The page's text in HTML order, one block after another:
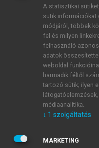
ÚJ FIÓK
1 óra díjmentes
E-MAIL-CÍM
JELSZÓ
A statisztikai
sütik információkat
módjáról, többek
fel és milyen
felhasználó
adatok
weboldal
harmadik féltől
tartozó sütik; ilyen
médiaanalitika.
↓ 1 szolgáltatás
MARKETING